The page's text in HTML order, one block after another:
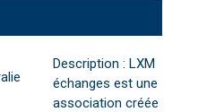
Description : LXM
échanges est une
association créée